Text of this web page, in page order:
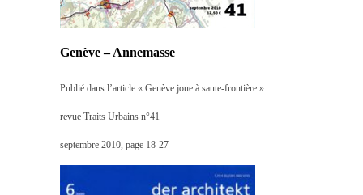
Genève – Annemasse
Publié dans l’article « Genève joue à saute-frontière »
revue Traits Urbains n°41
septembre 2010, page 18-27